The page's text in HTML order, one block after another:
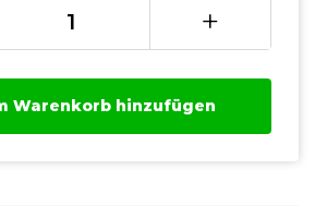
+
Warenkorb hinzufügen